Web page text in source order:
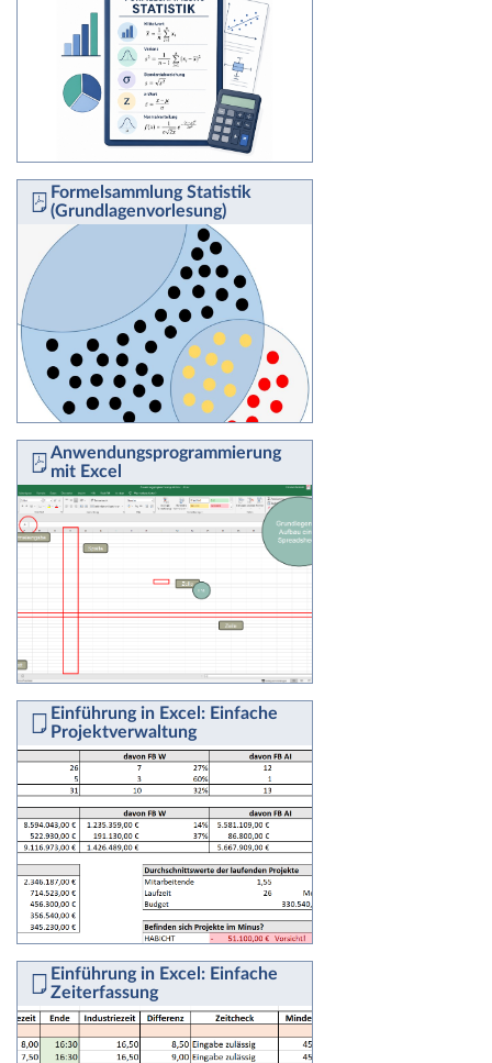
Formelsammlung Statistik
(Grundlagenvorlesung)
Anwendungsprogrammierung
mit Excel
Einführung in Excel: Einfache
Projektverwaltung
Einführung in Excel: Einfache
Zeiterfassung